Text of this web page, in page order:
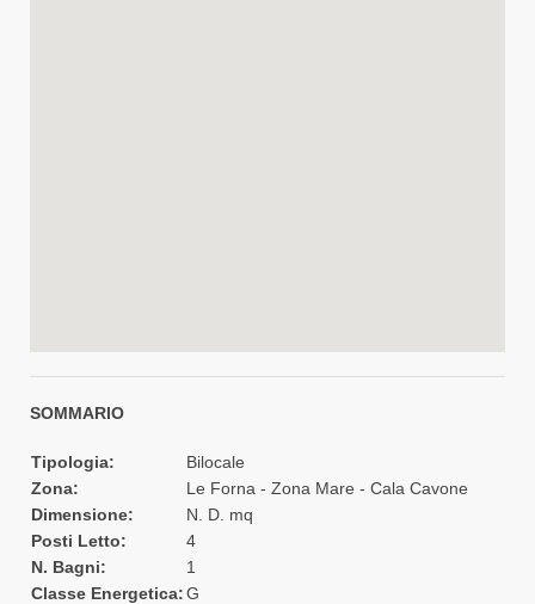
SOMMARIO
Tipologia:
Bilocale
Zona:
Le Forna - Zona Mare - Cala Cavone
Dimensione:
N. D. mq
Posti Letto:
4
N. Bagni:
1
Classe Energetica:G